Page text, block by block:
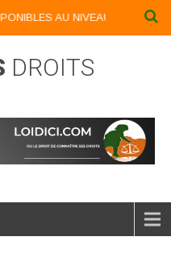
AU NIVEAU DU MENU
DROITS